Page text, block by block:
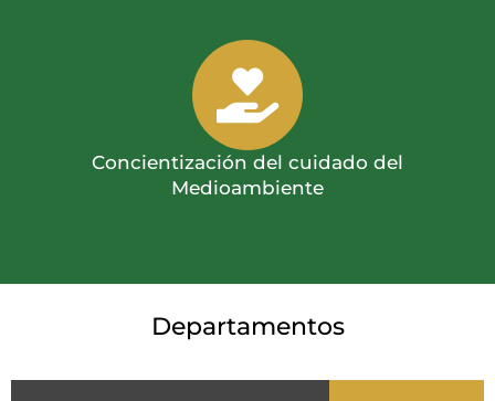
Concientización del cuidado del
Medioambiente
Departamentos